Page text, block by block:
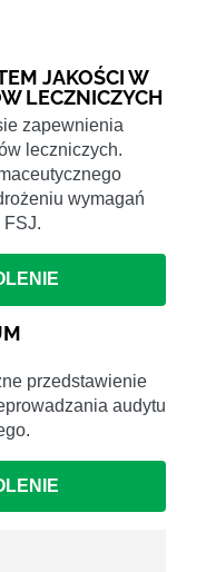
JAKOŚCI W
LECZNICZYCH
zapewnienia
leczniczych.
wymagań
FSJ.
przedstawienie
audytu